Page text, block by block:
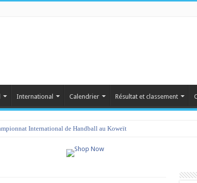
International Calendrier Résultat et classement
International de Handball au Koweït
programme et liste des joueurs convoqués